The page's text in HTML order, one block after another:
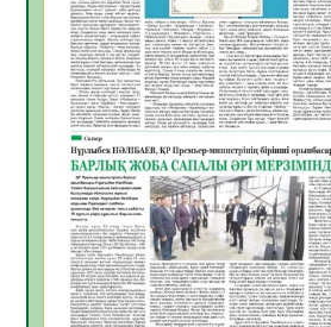
09.08.2026
Жер ресурстары тиімді
09.08.2026
Ел игілігі үшін еңбек етіп
құрылысшыларға құрмет
08.08.2026
ҚЫЗЫЛОРДАДА «ЖАСЫЛ
ЖАСАҚТАРЫНЫҢ
ЭКОЛОГИЯЛЫҚ СЕНБІЛІК
08.08.2026